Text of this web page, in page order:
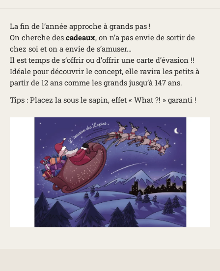
La fin de l’année approche à grands pas !
On cherche des cadeaux, on n’a pas envie de sortir de
chez soi et on a envie de s’amuser…
Il est temps de s’offrir ou d’offrir une carte d’évasion !!
Idéale pour découvrir le concept, elle ravira les petits à
partir de 12 ans comme les grands jusqu’à 147 ans.
Tips : Placez la sous le sapin, effet « What ?! » garanti !